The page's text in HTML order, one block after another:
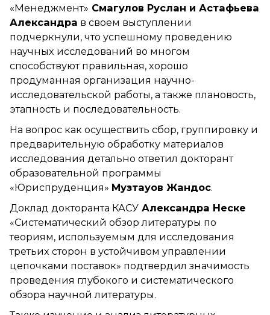
«Менеджмент» Смагулов Руслан и Астафьева
Александра в своем выступлении
подчеркнули, что успешному проведению
научных исследований во многом
способствуют правильная, хорошо
продуманная организация научно-
исследовательской работы, а также плановость,
этапность и последовательность.
На вопрос как осуществить сбор, группировку и
предварительную обработку материалов
исследования детально ответил докторант
образовательной программы
«Юриспруденция» Музтауов Жандос.
Доклад докторанта КАСУ Александра Неске
«Систематический обзор литературы по
теориям, используемым для исследования
третьих сторон в устойчивом управлении
цепочками поставок» подтвердил значимость
проведения глубокого и систематического
обзора научной литературы.